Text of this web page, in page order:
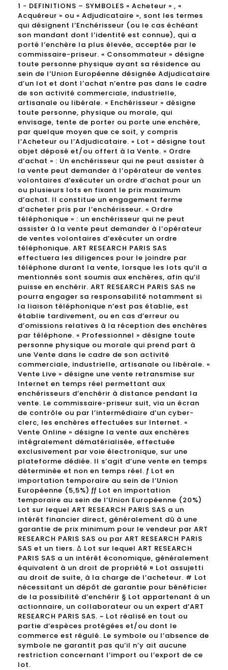
1 - DEFINITIONS – SYMBOLES « Acheteur » , «
Acquéreur » ou « Adjudicataire », sont les termes
qui désignent l’Enchérisseur (ou le cas échéant
son mandant dont l’identité est connue), qui a
porté l’enchère la plus élevée, acceptée par le
commissaire-priseur. « Consommateur » désigne
toute personne physique ayant sa résidence au
sein de l’Union Européenne désignée Adjudicataire
d’un lot et dont l’achat n’entre pas dans le cadre
de son activité commerciale, industrielle,
artisanale ou libérale. « Enchérisseur » désigne
toute personne, physique ou morale, qui
envisage, tente de porter ou porte une enchère,
par quelque moyen que ce soit, y compris
l’Acheteur ou l’Adjudicataire. « Lot » désigne tout
objet déposé et/ou offert à la Vente. « Ordre
d’achat » : Un enchérisseur qui ne peut assister à
la vente peut demander à l’opérateur de ventes
volontaires d’exécuter un ordre d’achat pour un
ou plusieurs lots en fixant le prix maximum
d’achat. Il constitue un engagement ferme
d’acheter pris par l’enchérisseur. « Ordre
téléphonique » : un enchérisseur qui ne peut
assister à la vente peut demander à l’opérateur
de ventes volontaires d’exécuter un ordre
téléphonique. ART RESEARCH PARIS SAS
effectuera les diligences pour le joindre par
téléphone durant la vente, lorsque les lots qu’il a
mentionnés sont soumis aux enchères, afin qu’il
puisse en enchérir. ART RESEARCH PARIS SAS ne
pourra engager sa responsabilité notamment si
la liaison téléphonique n’est pas établie, est
établie tardivement, ou en cas d’erreur ou
d’omissions relatives à la réception des enchères
par téléphone. « Professionnel » désigne toute
personne physique ou morale qui prend part à
une Vente dans le cadre de son activité
commerciale, industrielle, artisanale ou libérale. «
Vente Live » désigne une vente retransmise sur
Internet en temps réel permettant aux
enchérisseurs d’enchérir à distance pendant la
vente. Le commissaire-priseur suit, via un écran
de contrôle ou par l’intermédiaire d’un cyber-
clerc, les enchères effectuées sur Internet. «
Vente Online » désigne la vente aux enchères
intégralement dématérialisée, effectuée
exclusivement par voie électronique, sur une
plateforme dédiée. Il s’agit d’une vente en temps
déterminée et non en temps réel. ƒ Lot en
importation temporaire au sein de l’Union
Européenne (5,5%) ƒƒ Lot en importation
temporaire au sein de l’Union Européenne (20%)
Lot sur lequel ART RESEARCH PARIS SAS a un
intérêt financier direct, généralement dû à une
garantie de prix minimum pour le vendeur par ART
RESEARCH PARIS SAS ou par ART RESEARCH PARIS
SAS et un tiers. Δ Lot sur lequel ART RESEARCH
PARIS SAS a un intérêt économique, généralement
équivalent à un droit de propriété ¤ Lot assujetti
au droit de suite, à la charge de l’acheteur. # Lot
nécessitant un dépôt de garantie pour bénéficier
de la possibilité d’enchérir § Lot appartenant à un
actionnaire, un collaborateur ou un expert d’ART
RESEARCH PARIS SAS. ~ Lot réalisé en tout ou
partie d’espèces protégées et/ou dont le
commerce est régulé. Le symbole ou l’absence de
symbole ne garantit pas qu’il n’y ait aucune
restriction concernant l’import ou l’export de ce
lot.